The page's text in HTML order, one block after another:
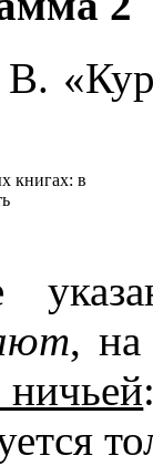
,
ничьей